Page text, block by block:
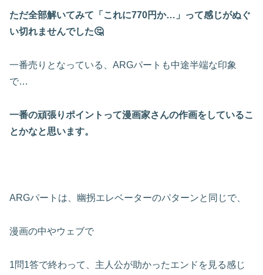
ただ全部解いてみて「これに770円か…」って感じがぬぐ
い切れませんでした🤔
一番売りとなっている、ARGパートも中途半端な印象
で…
一番の頑張りポイントって漫画家さんの作画をしているこ
とかなと思います。
ARGパートは、幽拐エレベーターのパターンと同じで、
漫画の中やウェブで
1問1答で終わって、主人公が助かったエンドを見る感じ